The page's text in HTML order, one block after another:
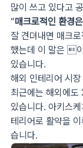
많이 쓰고 있다고
“매크로적인 환경
잘 견뎌내면 매크
했는데 이 말은 
있습니다.
해외 인테리어 시
최근에는 해외에
있습니다. 아키스
테리어로 활약을
습니다.